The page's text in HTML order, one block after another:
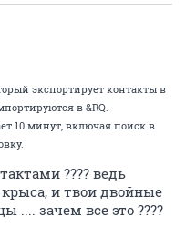
экспортирует контакты в
в &RQ.
10 минут, включая поиск в
???? ведь
крыса, и твои двойные
.... зачем все это ????